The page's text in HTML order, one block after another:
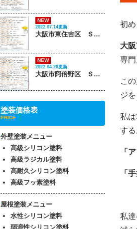
初め
大
専
こ
ジ
私
す
「
「
私
NEW
2022.07.14更新
大阪市東住吉区 Ｓ様邸
NEW
2022.04.28更新
大阪市阿倍野区 Ｓ様邸
塗装価格表
PRICE
外壁塗装メニュー
高級シリコン塗料
高級ラジカル塗料
高耐久シリコン塗料
高級フッ素塗料
屋根塗装メニュー
水性シリコン塗料
弱溶性シリコン塗料